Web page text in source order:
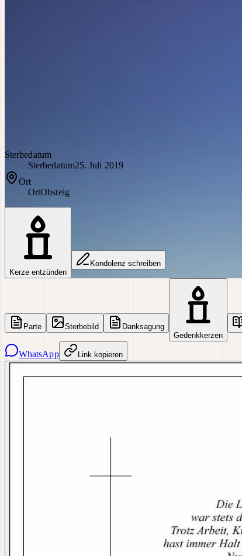
Sterbedatum
Sterbedatum25. Juli 2019
Ort
OrtObsteig
Kerze entzünden
Kondolenz schreiben
Parte Sterbebild
Danksagung
Gedenkkerzen
WhatsApp Link kopieren